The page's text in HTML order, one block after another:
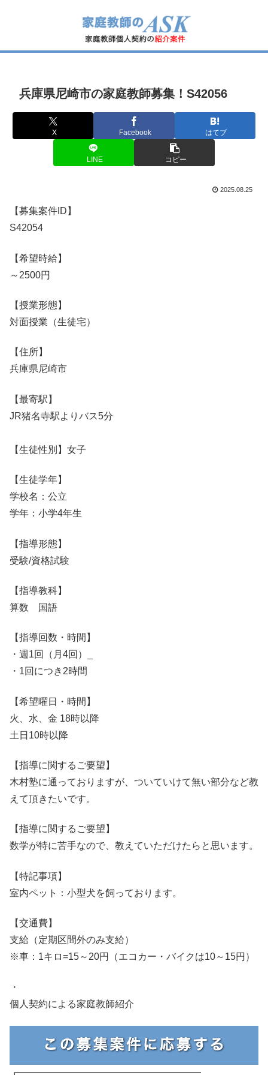
兵庫県尼崎市の家庭教師募集！S42056
X Facebook はてブ
LINE コピー
2025.08.25
【募集案件ID】
S42054
【希望時給】
～2500円
【授業形態】
対面授業（生徒宅）
【住所】
兵庫県尼崎市
【最寄駅】
JR猪名寺駅よりバス5分
【生徒性別】女子
【生徒学年】
学校名：公立
学年：小学4年生
【指導形態】
受験/資格試験
【指導教科】
算数 国語
【指導回数・時間】
・週1回（月4回）_
・1回につき2時間
【希望曜日・時間】
火、水、金 18時以降
土日10時以降
【指導に関するご要望】
木村塾に通っておりますが、ついていけて無い部分など教
えて頂きたいです。
【指導に関するご要望】
数学が特に苦手なので、教えていただけたらと思います。
【特記事項】
室内ペット：小型犬を飼っております。
【交通費】
支給（定期区間外のみ支給）
※車：1キロ=15～20円（エコカー・バイクは10～15円）
・
個人契約による家庭教師紹介
┏━━━━━━━━━━━━━━━━━━━